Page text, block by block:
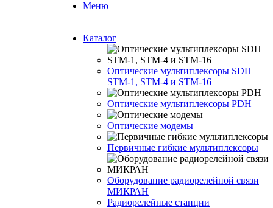
Меню
Каталог
Оптические мультиплексоры SDH
STM-1, STM-4 и STM-16
Оптические мультиплексоры PDH
Оптические модемы
Первичные гибкие мультиплексоры
Оборудование радиорелейной связи
МИКРАН
Радиорелейные станции